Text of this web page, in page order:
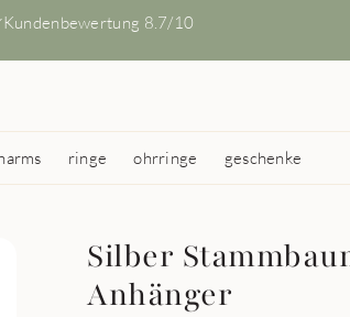
Kundenbewertung 8.7/10
ringe ohrringe geschenke
Silber
Anhänger